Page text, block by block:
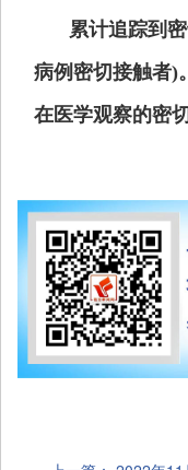
累计追踪到
病例密切接触者)
在医学观察的密